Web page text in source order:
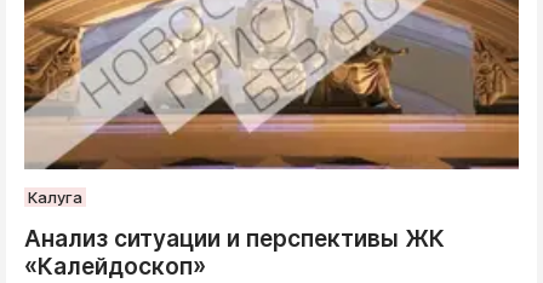
Калуга
Анализ ситуации и перспективы ЖК
«Калейдоскоп»